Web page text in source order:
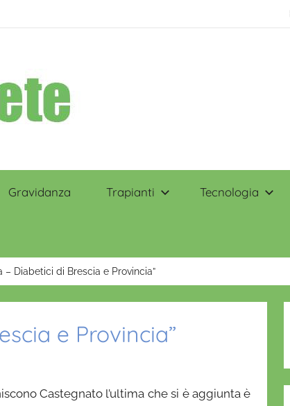
Gravidanza Trapianti Tecnologia
– Diabetici di Brescia e Provincia”
e Provincia”
Castegnato l’ultima che si è aggiunta è